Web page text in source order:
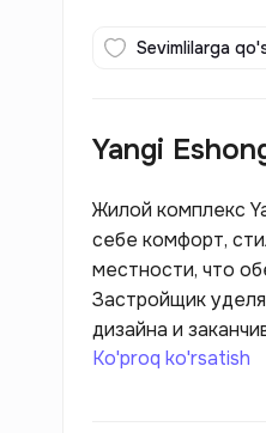
Sevimlilarga
Yangi
Жилой комплекс
себе комфорт,
местности, что
Застройщик
дизайна и
Ko'proq ko'rsatish